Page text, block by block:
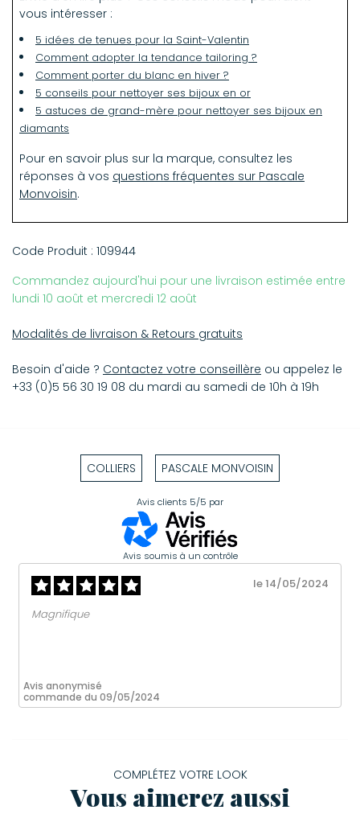
Dimensions du pendentif : 1,2 x 0,9 cm
vous intéresser :
5 idées de tenues pour la Saint-Valentin
Comment adopter la tendance tailoring ?
Comment porter du blanc en hiver ?
5 conseils pour nettoyer ses bijoux en or
5 astuces de grand-mère pour nettoyer ses bijoux en
diamants
Pour en savoir plus sur la marque, consultez les
réponses à vos questions fréquentes sur Pascale
Monvoisin.
Code Produit : 109944
Commandez aujourd'hui pour une livraison estimée entre
lundi 10 août et mercredi 12 août
Modalités de livraison & Retours gratuits
Besoin d'aide ? Contactez votre conseillère ou appelez le
+33 (0)5 56 30 19 08 du mardi au samedi de 10h à 19h
COLLIERS PASCALE MONVOISIN
Avis clients 5/5 par
Avis soumis à un contrôle
Avis anonymisé
commande du 09/05/2024
le 14/05/2024
Magnifique
COMPLÉTEZ VOTRE LOOK
Vous aimerez aussi